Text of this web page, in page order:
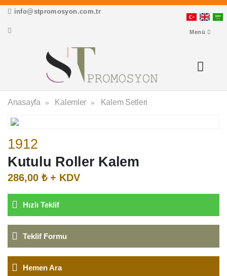
info@stpromosyon.com.tr
Menü
Anasayfa Kalemler Kalem Setleri
1912
Kutulu Roller Kalem
286,00 ₺ + KDV
Hızlı Teklif
Teklif Formu
Hemen Ara